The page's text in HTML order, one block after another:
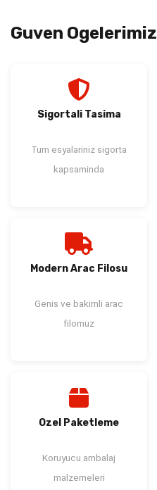
Guven Ogelerimiz
Sigortali Tasima
Tum esyalariniz sigorta
kapsaminda
Modern Arac Filosu
Genis ve bakimli arac
filomuz
Ozel Paketleme
Koruyucu ambalaj
malzemeleri